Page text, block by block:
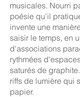
musicales. Nourri
poésie qu'il
invente une
saisir le temps, en
d'associations
rythmées
saturés de
riffs de lumière qui
papier.